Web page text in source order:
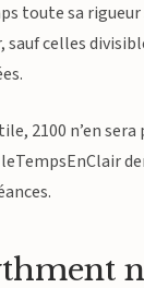
toute sa
sauf celles
2100 n’en